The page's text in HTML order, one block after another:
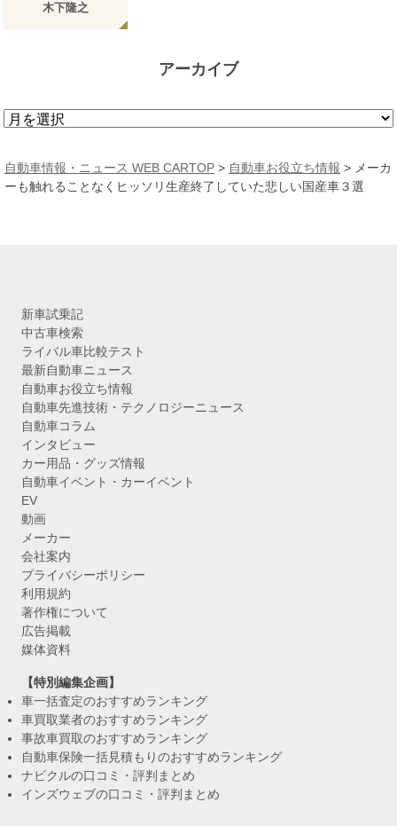
木下隆之
アーカイブ
ア
カ
イ
自動車情報・ニュース WEB CARTOP > 自動車お役立ち情報 > メーカ
ーも触れることなくヒッソリ生産終了していた悲しい国産車３選
新車試乗記
中古車検索
ライバル車比較テスト
最新自動車ニュース
自動車お役立ち情報
自動車先進技術・テクノロジーニュース
自動車コラム
インタビュー
カー用品・グッズ情報
自動車イベント・カーイベント
EV
動画
メーカー
会社案内
プライバシーポリシー
利用規約
著作権について
広告掲載
媒体資料
【特別編集企画】
車一括査定のおすすめランキング
車買取業者のおすすめランキング
事故車買取のおすすめランキング
自動車保険一括見積もりのおすすめランキング
ナビクルの口コミ・評判まとめ
インズウェブの口コミ・評判まとめ